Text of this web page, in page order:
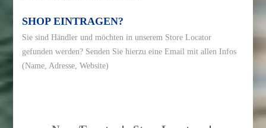
SHOP EINTRAGEN?
Sie sind Händler und möchten in unserem Store Locator
gefunden werden? Senden Sie hierzu eineEmail mit allen Infos
(Name, Adresse, Website)